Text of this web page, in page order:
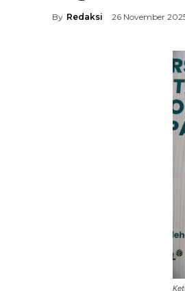
By Redaksi 26 November